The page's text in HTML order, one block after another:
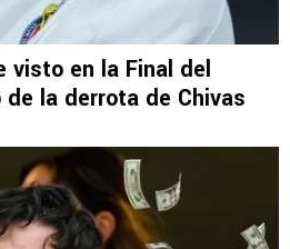
visto en la Final del
la derrota de Chivas